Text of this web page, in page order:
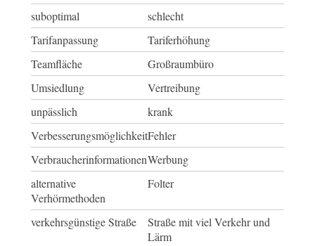
suboptimal
schlecht
Tarifanpassung
Tariferhöhung
Teamfläche
Großraumbüro
Umsiedlung
Vertreibung
unpässlich
krank
VerbesserungsmöglichkeitFehler
VerbraucherinformationenWerbung
alternative
Verhörmethoden
Folter
verkehrsgünstige Straße
Straße mit viel Verkehr und
Lärm